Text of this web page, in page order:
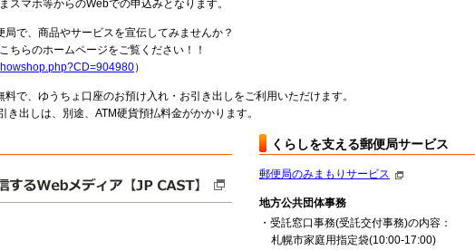
マホ等からのWebでの申込みとなります。
で、商品やサービスを宣伝してみませんか？
ちらのホームページをご覧ください！！
）
で、ゆうちょ口座のお預け入れ・お引き出しをご利用いただけます。
出しは、別途、ATM硬貨預払料金がかかります。
くらしを支える郵便局サービス
郵便局のみまもりサービス
地方公共団体事務
・受託窓口事務(受託交付事務)の内容：
札幌市家庭用指定袋(10:00-17:00)